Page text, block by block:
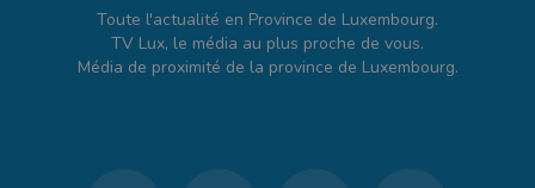
Toute l'actualité en Province de Luxembourg.
TV Lux, le média au plus proche de vous.
Média de proximité de la province de Luxembourg.